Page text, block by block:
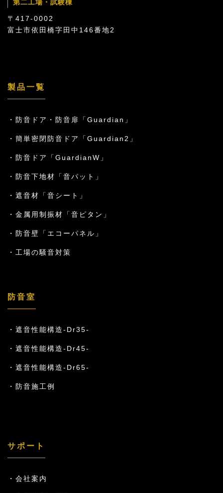
第二工場・試験棟
〒417-0002
富士市依田橋字田中146番地2
製品一覧
防音ドア・防音扉「Guardian」
簡単密閉防音ドア「Guardian2」
防音ドア「GuardianW」
防音下地材「音パット」
遮音材「音シート」
金属用制振材「音ピタン」
防音壁「エコーパネル」
工場の騒音対策
防音室
遮音性能構造-Dr35-
遮音性能構造-Dr45-
遮音性能構造-Dr65-
防音施工例
サポート
会社案内